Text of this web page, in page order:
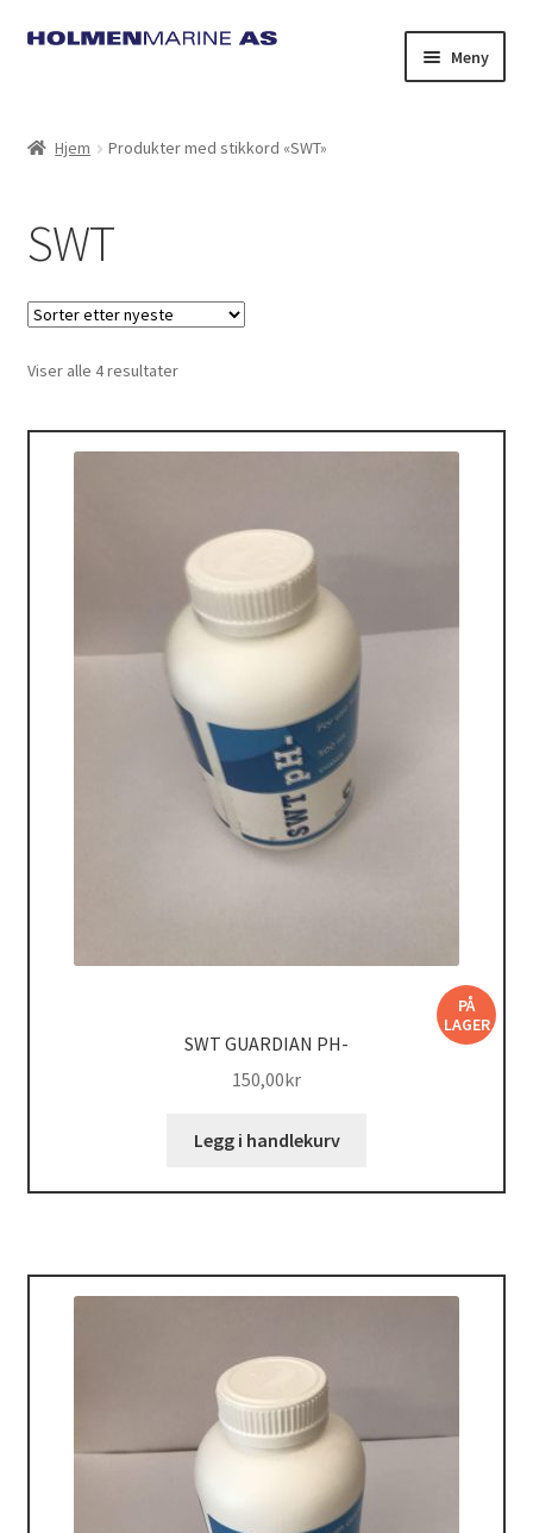
Hopp
Hopp
Meny
Hjem Produkter med stikkord «SWT»
SWT
Viser alle 4 resultaterSortert
nyeste
PÅ
LAGER
SWT GUARDIAN PH-
150,00kr
Legg i handlekurv